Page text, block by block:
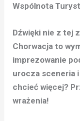
Wspólnota
Dźwięki nie z tej
Chorwacja to
imprezowanie
urocza sceneria
chcieć więcej?
wrażenia!